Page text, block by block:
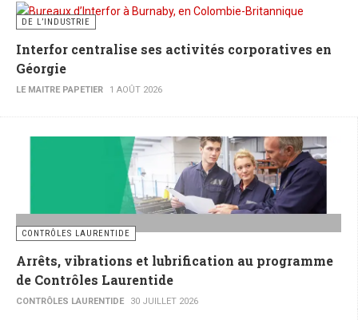
DE L’INDUSTRIE
Interfor centralise ses activités corporatives en
Géorgie
LE MAITRE PAPETIER 1 AOÛT 2026
CONTRÔLES LAURENTIDE
Arrêts, vibrations et lubrification au programme
de Contrôles Laurentide
CONTRÔLES LAURENTIDE 30 JUILLET 2026